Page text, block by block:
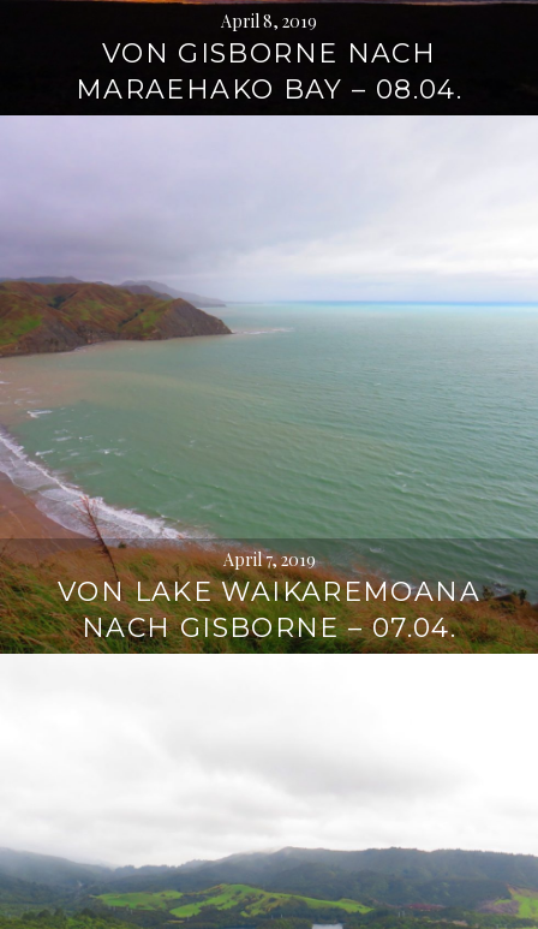
April 8, 2019
VON GISBORNE NACH
MARAEHAKO BAY – 08.04.
April 7, 2019
VON LAKE WAIKAREMOANA
NACH GISBORNE – 07.04.